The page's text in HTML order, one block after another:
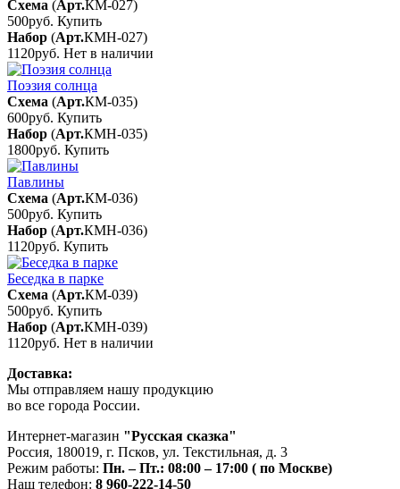
Схема (Арт.КМ-027)
500руб. Купить
Набор (Арт.КМН-027)
1120руб. Нет в наличии
Поэзия солнца
Схема (Арт.КМ-035)
600руб. Купить
Набор (Арт.КМН-035)
1800руб. Купить
Павлины
Схема (Арт.КМ-036)
500руб. Купить
Набор (Арт.КМН-036)
1120руб. Купить
Беседка в парке
Схема (Арт.КМ-039)
500руб. Купить
Набор (Арт.КМН-039)
1120руб. Нет в наличии
Доставка:
Мы отправляем нашу продукцию
во все города России.
Интернет-магазин "Русская сказка"
Россия, 180019, г. Псков, ул. Текстильная, д. 3
Режим работы: Пн. – Пт.: 08:00 – 17:00 ( по Москве)
Наш телефон: 8 960-222-14-50